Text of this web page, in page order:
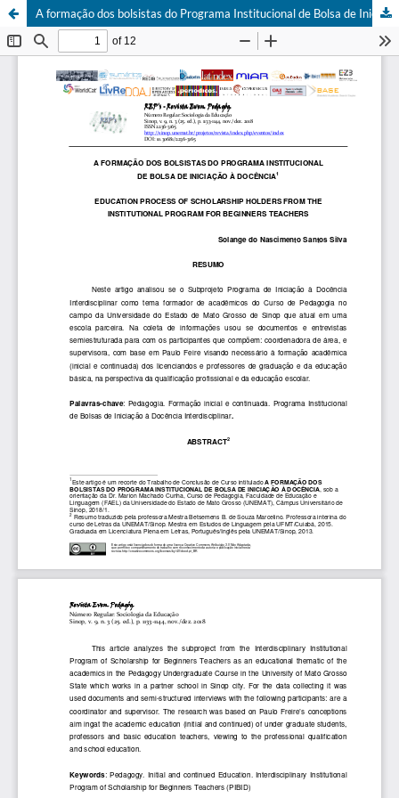
A formação dos bolsistas do Programa Institucional de Bolsa de Iniciação à Docência